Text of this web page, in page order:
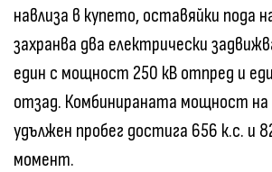
навлиза в купето, оставяйки пода
захранва два електрически
един с мощност 250 кВ отпред и
отзад. Комбинираната мощност на
удължен пробег достига 656 к.с. и
момент.